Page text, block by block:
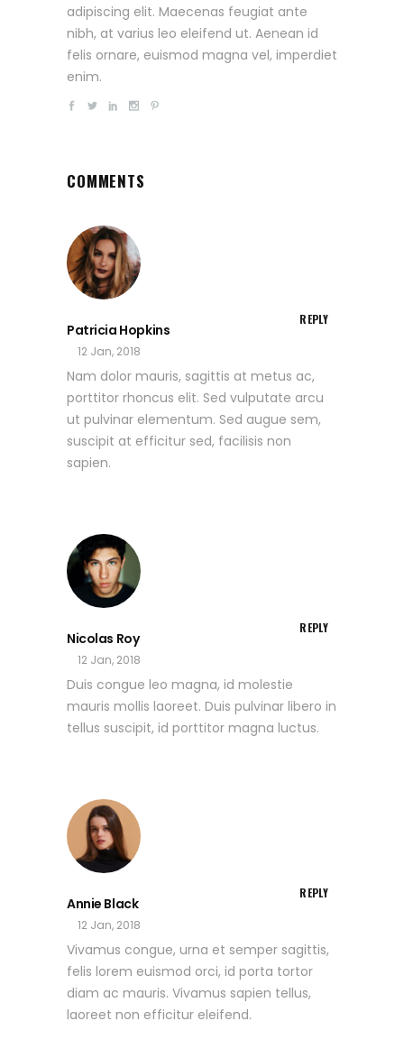
adipiscing elit. Maecenas feugiat ante
nibh, at varius leo eleifend ut. Aenean id
felis ornare, euismod magna vel, imperdiet
enim.
COMMENTS
REPLY
Patricia Hopkins
12 Jan, 2018
Nam dolor mauris, sagittis at metus ac,
porttitor rhoncus elit. Sed vulputate arcu
ut pulvinar elementum. Sed augue sem,
suscipit at efficitur sed, facilisis non
sapien.
REPLY
Nicolas Roy
12 Jan, 2018
Duis congue leo magna, id molestie
mauris mollis laoreet. Duis pulvinar libero in
tellus suscipit, id porttitor magna luctus.
REPLY
Annie Black
12 Jan, 2018
Vivamus congue, urna et semper sagittis,
felis lorem euismod orci, id porta tortor
diam ac mauris. Vivamus sapien tellus,
laoreet non efficitur eleifend.